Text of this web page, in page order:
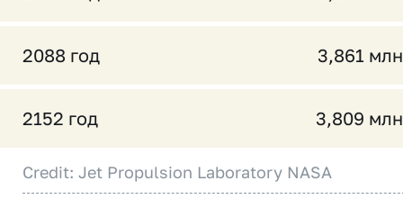
2088 год 3,861
2152 год 3,809
Credit: Jet Propulsion Laboratory NASA